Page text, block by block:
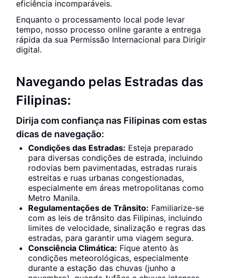
eficiência incomparáveis.
Enquanto o processamento local pode levar
tempo, nosso processo online garante a entrega
rápida da sua Permissão Internacional para Dirigir
digital.
Navegando pelas Estradas das
Filipinas:
Dirija com confiança nas Filipinas com estas
dicas de navegação:
Condições das Estradas: Esteja preparado
para diversas condições de estrada, incluindo
rodovias bem pavimentadas, estradas rurais
estreitas e ruas urbanas congestionadas,
especialmente em áreas metropolitanas como
Metro Manila.
Regulamentações de Trânsito: Familiarize-se
com as leis de trânsito das Filipinas, incluindo
limites de velocidade, sinalização e regras das
estradas, para garantir uma viagem segura.
Consciência Climática: Fique atento às
condições meteorológicas, especialmente
durante a estação das chuvas (junho a